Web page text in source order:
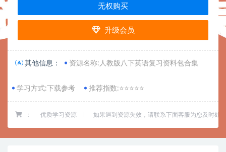
无权购买
升级会员
其他信息： 资源名称:人教版八下英语复习资料包合集
学习方式:下载参考 推荐指数:⭐⭐⭐⭐⭐
： 优质学习资源 如果遇到资源失效，请联系下面客服为您及时处理